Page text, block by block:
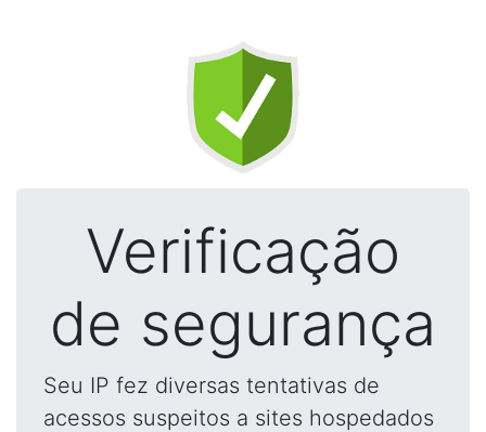
Verificação
de segurança
Seu IP fez diversas tentativas de
acessos suspeitos a sites hospedados